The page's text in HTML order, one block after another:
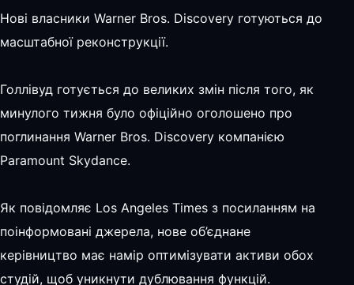
Нові власники Warner Bros. Discovery готуються до
масштабної реконструкції.
Голлівуд готується до великих змін після того, як
минулого тижня було офіційно оголошено про
поглинання Warner Bros. Discovery компанією
Paramount Skydance.
Як повідомляє Los Angeles Times з посиланням на
поінформовані джерела, нове об’єднане
керівництво має намір оптимізувати активи обох
студій, щоб уникнути дублювання функцій.